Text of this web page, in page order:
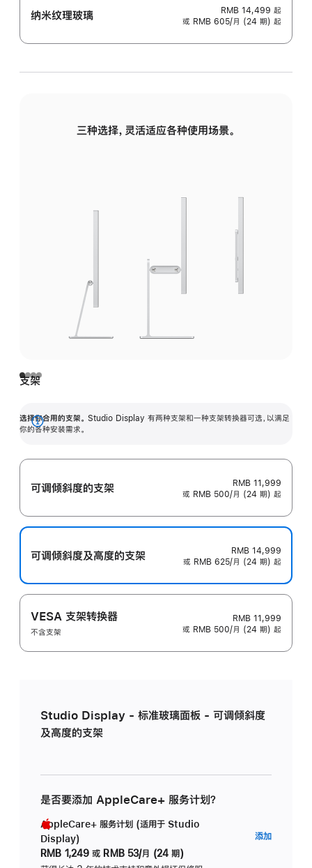
纳米纹理玻璃 RMB 14,499 起
或 RMB 605/月 (24 期) 起
三种选择，灵活适应各种使用场景。
支架
选择你合用的支架。 Studio Display 有两种支架和一种支架转换器可选，以满足
你的各种安装需求。
展
可调倾斜度的支架
RMB 11,999
或 RMB 500/月 (24 期) 起
可调倾斜度及高‍度的支‍架
RMB 14,999
或 RMB 625/月 (24 期) 起
VESA 支架转换器
不含支架
RMB 11,999
或 RMB 500/月 (24 期) 起
Studio Display - 标准玻璃面板 - 可调倾斜度
及高度的支架
是否要添加 AppleCare+ 服务计划？
AppleCare+ 服务计划 (适用于 Studio
Display)
RMB 1,249 或 RMB 53/月 (24 期)
添加